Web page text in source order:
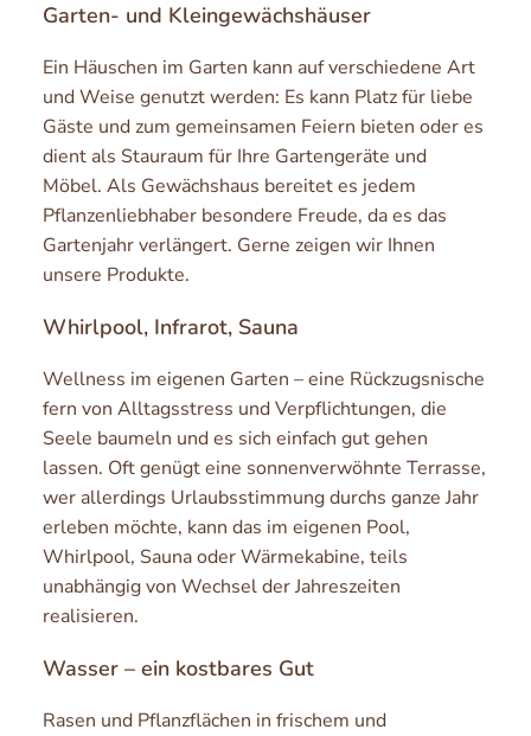
Garten- und Kleingewächshäuser
Ein Häuschen im Garten kann auf verschiedene Art
und Weise genutzt werden: Es kann Platz für liebe
Gäste und zum gemeinsamen Feiern bieten oder es
dient als Stauraum für Ihre Gartengeräte und
Möbel. Als Gewächshaus bereitet es jedem
Pflanzenliebhaber besondere Freude, da es das
Gartenjahr verlängert. Gerne zeigen wir Ihnen
unsere Produkte.
Whirlpool, Infrarot, Sauna
Wellness im eigenen Garten – eine Rückzugsnische
fern von Alltagsstress und Verpflichtungen, die
Seele baumeln und es sich einfach gut gehen
lassen. Oft genügt eine sonnenverwöhnte Terrasse,
wer allerdings Urlaubsstimmung durchs ganze Jahr
erleben möchte, kann das im eigenen Pool,
Whirlpool, Sauna oder Wärmekabine, teils
unabhängig von Wechsel der Jahreszeiten
realisieren.
Wasser – ein kostbares Gut
Rasen und Pflanzflächen in frischem und